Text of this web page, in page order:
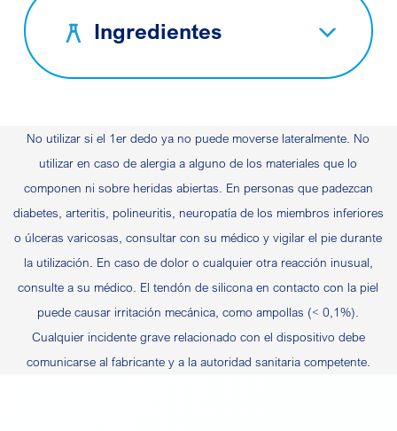
Ingredientes
No utilizar si el 1er dedo ya no puede moverse lateralmente. No
utilizar en caso de alergia a alguno de los materiales que lo
componen ni sobre heridas abiertas. En personas que padezcan
diabetes, arteritis, polineuritis, neuropatía de los miembros inferiores
o úlceras varicosas, consultar con su médico y vigilar el pie durante
la utilización. En caso de dolor o cualquier otra reacción inusual,
consulte a su médico. El tendón de silicona en contacto con la piel
puede causar irritación mecánica, como ampollas (< 0,1%).
Cualquier incidente grave relacionado con el dispositivo debe
comunicarse al fabricante y a la autoridad sanitaria competente.